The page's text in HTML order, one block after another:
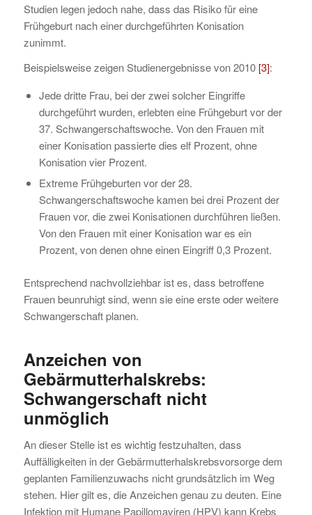
Studien legen jedoch nahe, dass das Risiko für eine
Frühgeburt nach einer durchgeführten Konisation
zunimmt.
Beispielsweise zeigen Studienergebnisse von 2010 [3]:
Jede dritte Frau, bei der zwei solcher Eingriffe
durchgeführt wurden, erlebten eine Frühgeburt vor der
37. Schwangerschaftswoche. Von den Frauen mit
einer Konisation passierte dies elf Prozent, ohne
Konisation vier Prozent.
Extreme Frühgeburten vor der 28.
Schwangerschaftswoche kamen bei drei Prozent der
Frauen vor, die zwei Konisationen durchführen ließen.
Von den Frauen mit einer Konisation war es ein
Prozent, von denen ohne einen Eingriff 0,3 Prozent.
Entsprechend nachvollziehbar ist es, dass betroffene
Frauen beunruhigt sind, wenn sie eine erste oder weitere
Schwangerschaft planen.
Anzeichen von
Gebärmutterhalskrebs:
Schwangerschaft nicht
unmöglich
An dieser Stelle ist es wichtig festzuhalten, dass
Auffälligkeiten in der Gebärmutterhalskrebsvorsorge dem
geplanten Familienzuwachs nicht grundsätzlich im Weg
stehen. Hier gilt es, die Anzeichen genau zu deuten. Eine
Infektion mit Humane Papillomaviren (HPV) kann Krebs